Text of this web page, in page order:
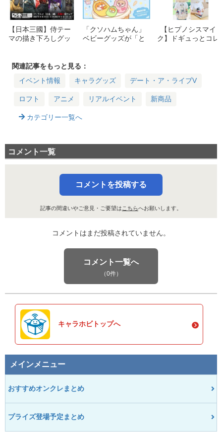
【日本三國】侍テー
マの描き下ろしグッ
カードをゲットしよ
「クソハムちゃん」
ベビーグッズが「と
【ヒプノシスマイ
ク】ドギュっとコレ
関連記事をもっと見る：
イベント情報
キャラグッズ デート・ア・ライブV
ロフト アニメ リアルイベント 新商品
カテゴリー一覧へ
コメント一覧
コメントを投稿する
記事の間違いやご意見・ご要望は こちらへお願いします。
コメントはまだ投稿されていません。
コメント一覧へ
（0件）
キャラホビトップへ
メインメニュー
おすすめオンクレまとめ
プライズ登場予定まとめ